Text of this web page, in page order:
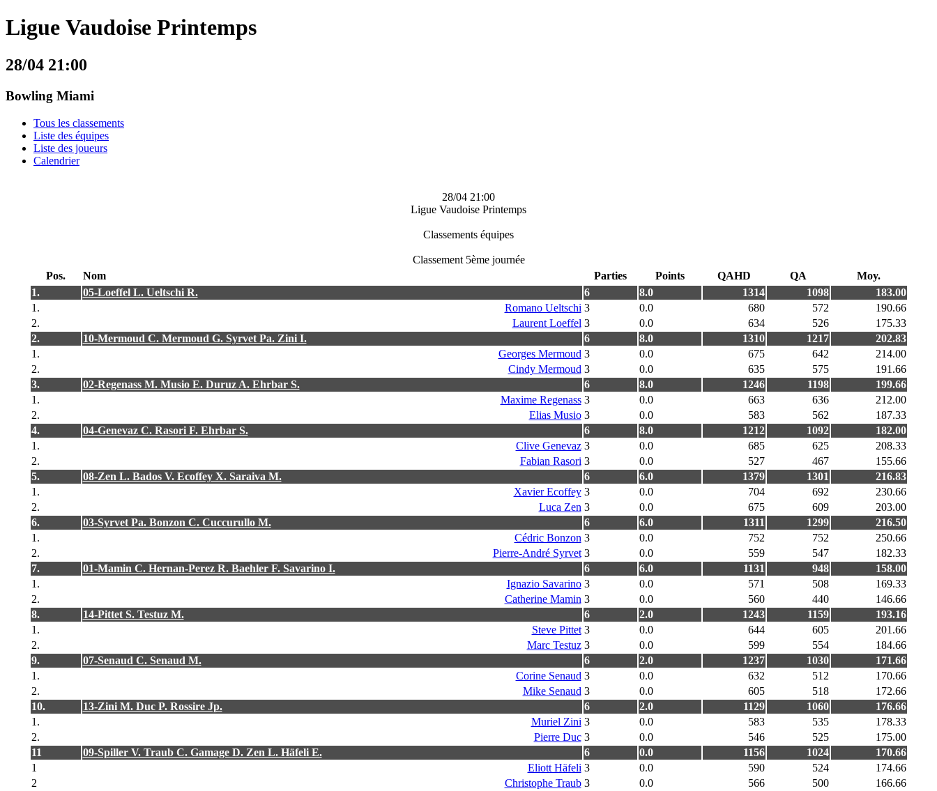
Ligue Vaudoise Printemps
28/04 21:00
Bowling Miami
Tous les classements
Liste des équipes
Liste des joueurs
Calendrier
28/04 21:00
Ligue Vaudoise Printemps
Classements équipes
Classement 5ème journée
Pos.
Nom Parties Points QAHD QA
Moy.
1.
05-Loeffel L. Ueltschi R. 6 8.0 1314 1098
183.00
1.
Romano Ueltschi 3 0.0 680 572
190.66
2.
Laurent Loeffel 3 0.0 634 526
175.33
2.
10-Mermoud C. Mermoud G. Syrvet Pa. Zini I. 6 8.0 1310 1217
202.83
1.
Georges Mermoud 3 0.0 675 642
214.00
2.
Cindy Mermoud 3 0.0 635 575
191.66
3.
02-Regenass M. Musio E. Duruz A. Ehrbar S. 6 8.0 1246 1198
199.66
1.
Maxime Regenass 3 0.0 663 636
212.00
2.
Elias Musio 3 0.0 583 562
187.33
4.
04-Genevaz C. Rasori F. Ehrbar S. 6 8.0 1212 1092
182.00
1.
Clive Genevaz 3 0.0 685 625
208.33
2.
Fabian Rasori 3 0.0 527 467
155.66
5.
08-Zen L. Bados V. Ecoffey X. Saraiva M. 6 6.0 1379 1301
216.83
1.
Xavier Ecoffey 3 0.0 704 692
230.66
2.
Luca Zen 3 0.0 675 609
203.00
6.
03-Syrvet Pa. Bonzon C. Cuccurullo M. 6 6.0 1311 1299
216.50
1.
Cédric Bonzon 3 0.0 752 752
250.66
2.
Pierre-André Syrvet 3 0.0 559 547
182.33
7.
01-Mamin C. Hernan-Perez R. Baehler F. Savarino I. 6 6.0 1131 948
158.00
1.
Ignazio Savarino 3 0.0 571 508
169.33
2.
Catherine Mamin 3 0.0 560 440
146.66
8.
14-Pittet S. Testuz M. 6 2.0 1243 1159
193.16
1.
Steve Pittet 3 0.0 644 605
201.66
2.
Marc Testuz 3 0.0 599 554
184.66
9.
07-Senaud C. Senaud M. 6 2.0 1237 1030
171.66
1.
Corine Senaud 3 0.0 632 512
170.66
2.
Mike Senaud 3 0.0 605 518
172.66
10.
13-Zini M. Duc P. Rossire Jp. 6 2.0 1129 1060
176.66
1.
Muriel Zini 3 0.0 583 535
178.33
2.
Pierre Duc 3 0.0 546 525
175.00
11
09-Spiller V. Traub C. Gamage D. Zen L. Häfeli E. 6 0.0 1156 1024
170.66
1
Eliott Häfeli 3 0.0 590 524
174.66
2
Christophe Traub 3 0.0 566 500
166.66